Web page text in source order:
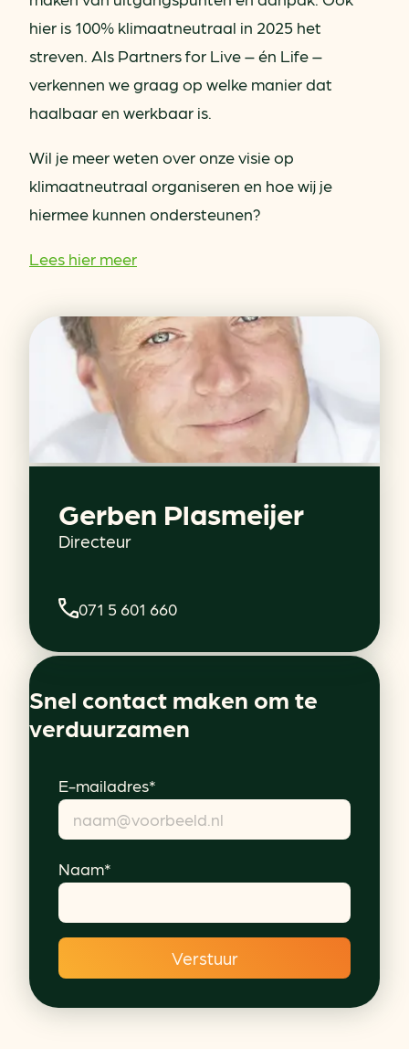
hier is 100% klimaatneutraal in 2025 het
streven. Als Partners for Live – én Life –
verkennen we graag op welke manier dat
haalbaar en werkbaar is.
Wil je meer weten over onze visie op
klimaatneutraal organiseren en hoe wij je
hiermee kunnen ondersteunen?
Lees hier meer
Gerben Plasmeijer
Directeur
071 5 601 660
Snel contact maken om te
verduurzamen
E-mailadres*
Naam*